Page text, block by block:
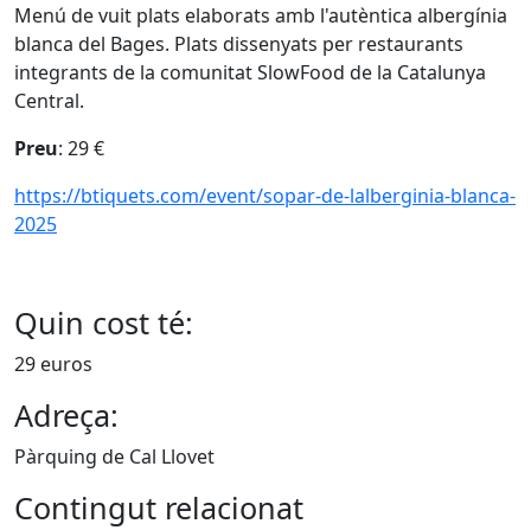
Menú de vuit plats elaborats amb l'autèntica albergínia
blanca del Bages. Plats dissenyats per restaurants
integrants de la comunitat SlowFood de la Catalunya
Central.
Preu: 29 €
https://btiquets.com/event/sopar-de-lalberginia-blanca-
2025
Quin cost té:
29 euros
Adreça:
Pàrquing de Cal Llovet
Contingut relacionat